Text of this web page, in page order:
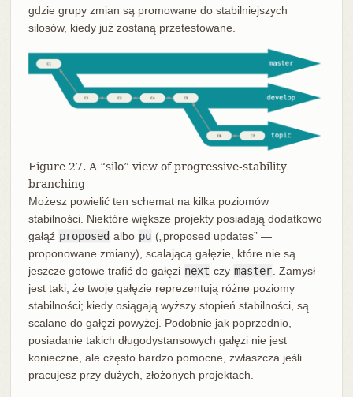
gdzie grupy zmian są promowane do stabilniejszych
silosów, kiedy już zostaną przetestowane.
Figure 27. A “silo” view of progressive-stability
branching
Możesz powielić ten schemat na kilka poziomów
stabilności. Niektóre większe projekty posiadają dodatkowo
gałąź proposed albo pu („proposed updates” —
proponowane zmiany), scalającą gałęzie, które nie są
jeszcze gotowe trafić do gałęzi next czy master . Zamysł
jest taki, że twoje gałęzie reprezentują różne poziomy
stabilności; kiedy osiągają wyższy stopień stabilności, są
scalane do gałęzi powyżej. Podobnie jak poprzednio,
posiadanie takich długodystansowych gałęzi nie jest
konieczne, ale często bardzo pomocne, zwłaszcza jeśli
pracujesz przy dużych, złożonych projektach.